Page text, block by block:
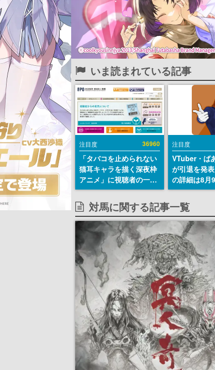
いま読まれている記事
注目度 36960
「タバコを止められない
猫耳キャラを描く深夜枠
アニメ」に視聴者の一部
から批判意見。違法薬物
の使用と思しき描写も含
めて、BPOが議論を交わ
す
注目度
VTuber・ば
が引退を発
の詳細は8月
の配信で説明
対馬に関する記事一覧